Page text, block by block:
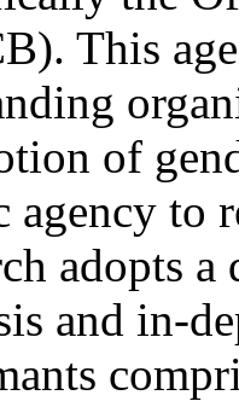
This
of
agency to
adopts
and in-